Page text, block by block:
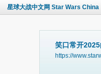
星球大战中文网 Star Wars China
笑口常开
https://